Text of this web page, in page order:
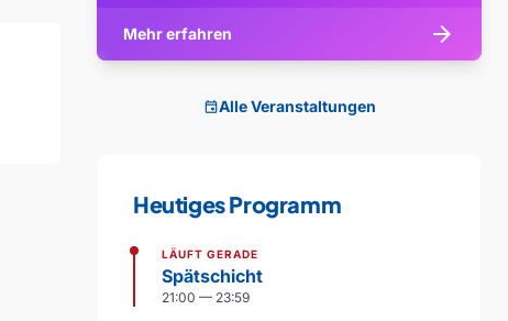
Mehr erfahren arrow_forward
eventAlle Veranstaltungen
Heutiges Programm
LÄUFT GERADE
Spätschicht
21:00 — 23:59